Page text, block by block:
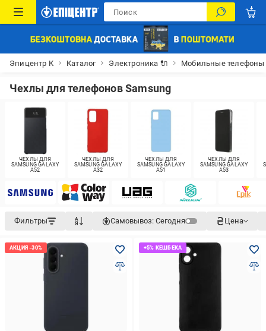
Эпицентр К Каталог Электроника 🔌 Мобильные телефоны
Чехлы для телефонов Samsung
ЧЕХЛЫ ДЛЯ
SAMSUNG GALAXY
A52
ЧЕХЛЫ ДЛЯ
SAMSUNG GALAXY
A32
ЧЕХЛЫ ДЛЯ
SAMSUNG GALAXY
A51
ЧЕХЛЫ ДЛЯ
SAMSUNG GALAXY
A53
Фильтры Самовывоз: Сегодня Цена